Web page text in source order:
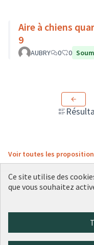
Aire à chiens quartier de l'Observance - Lyon
9
AUBRY 0 0
Voir toutes les
(Lien externe)
(Lien externe)
(Lien externe)
(Lien(Lien
Ce site utilise des
que vous souhaitez